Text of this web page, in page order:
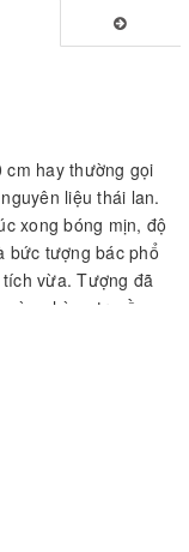
cm hay thường gọi
liệu thái lan.
xong bóng mịn, độ
bức tượng bác phổ
vừa. Tượng đã
phòng truyền
Học Lao động Xã
vân đốm.
trí.